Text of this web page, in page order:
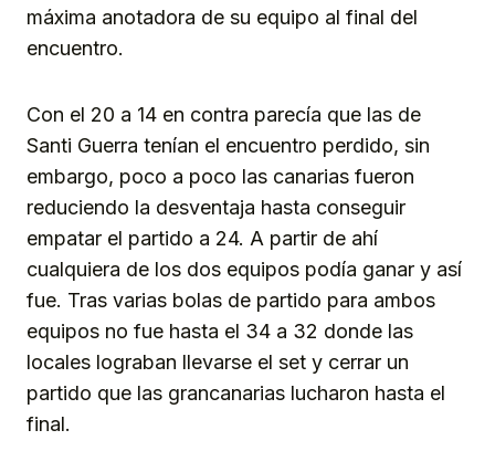
máxima anotadora de su equipo al final del
encuentro.
Con el 20 a 14 en contra parecía que las de
Santi Guerra tenían el encuentro perdido, sin
embargo, poco a poco las canarias fueron
reduciendo la desventaja hasta conseguir
empatar el partido a 24. A partir de ahí
cualquiera de los dos equipos podía ganar y así
fue. Tras varias bolas de partido para ambos
equipos no fue hasta el 34 a 32 donde las
locales lograban llevarse el set y cerrar un
partido que las grancanarias lucharon hasta el
final.